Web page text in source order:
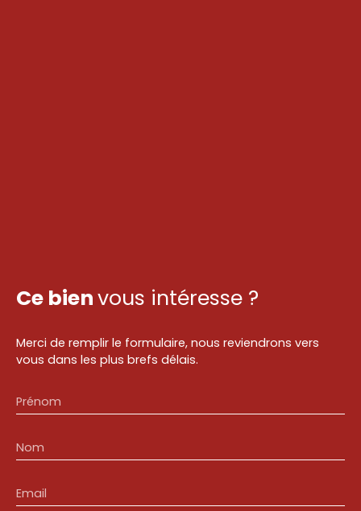
Ce bienvous intéresse ?
Merci de remplir le formulaire, nous reviendrons vers
vous dans les plus brefs délais.
Prénom
Nom
Email